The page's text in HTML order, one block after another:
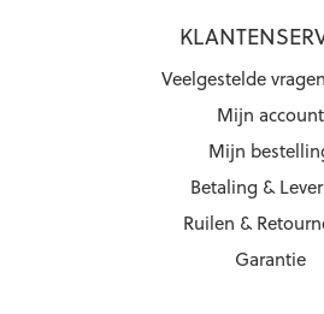
Veelgestelde
Mijn account
Mijn
Betaling &
Ruilen &
Garantie